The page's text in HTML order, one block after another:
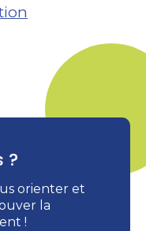
?
orienter et
la
!